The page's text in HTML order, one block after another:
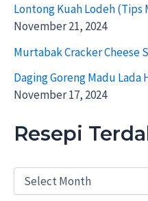
Lontong Kuah Lodeh (Tips
November 21, 2024
Murtabak Cracker Cheese
Daging Goreng Madu
November 17, 2024
Resepi